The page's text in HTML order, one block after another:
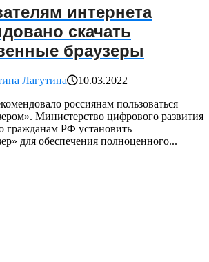
интернета
скачать
браузеры
Лагутина
10.03.2022
россиянам пользоваться
Министерство цифрового развития
гражданам РФ установить
для обеспечения полноценного...